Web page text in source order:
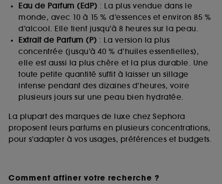
Eau de Parfum (EdP) : La plus vendue dans le
monde, avec 10 à 15 % d’essences et environ 85 %
d’alcool. Elle tient jusqu’à 8 heures sur la peau.
Extrait de Parfum (P) : La version la plus
concentrée (jusqu’à 40 % d’huiles essentielles),
elle est aussi la plus chère et la plus durable. Une
toute petite quantité suffit à laisser un sillage
intense pendant des dizaines d’heures, voire
plusieurs jours sur une peau bien hydratée.
La plupart des marques de luxe chez Sephora
proposent leurs parfums en plusieurs concentrations,
pour s’adapter à vos usages, préférences et budgets.
Comment affiner votre recherche ?